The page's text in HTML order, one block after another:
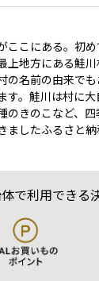
ここにある。初
上地方にある鮭
の名前の由来で
す。鮭川は村に
のきのこなど、四
ましたふるさと
で利用できる